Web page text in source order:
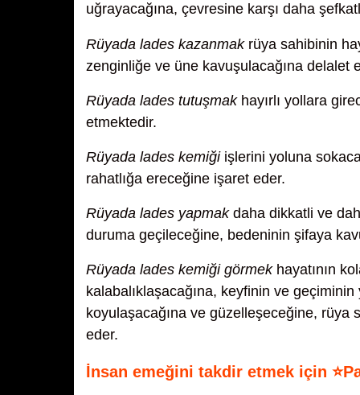
uğrayacağına, çevresine karşı daha
Rüyada lades kazanmakrüya sahibinin
zenginliğe ve üne kavuşulacağına delalet
Rüyada lades tutuşmakhayırlı yollara
etmektedir.
Rüyada lades kemiğiişlerini yoluna
rahatlığa ereceğine işaret eder.
Rüyada lades yapmakdaha dikkatli ve
duruma geçileceğine, bedeninin şifaya
Rüyada lades kemiği görmekhayatının
kalabalıklaşacağına, keyfinin ve
koyulaşacağına ve güzelleşeceğine, rüya
eder.
İnsan emeğini takdir etmek için